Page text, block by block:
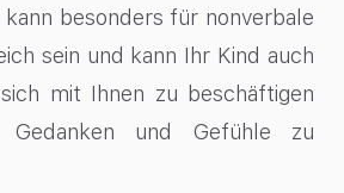
kann besonders für nonverbale
sein und kann Ihr Kind auch
mit Ihnen zu beschäftigen
Gedanken und Gefühle zu